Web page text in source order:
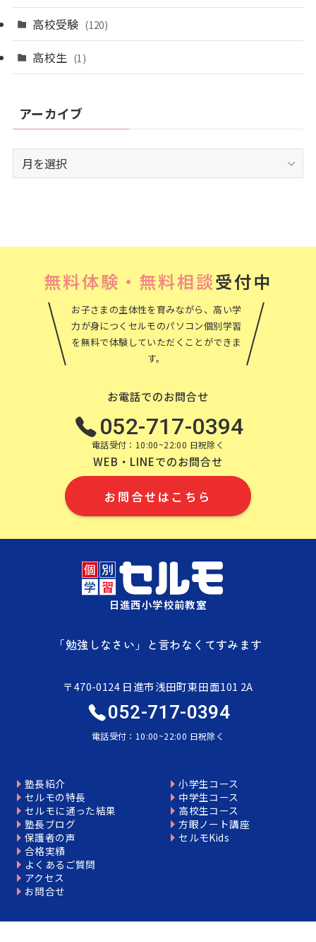
高校受験 (120)
高校生 (1)
アーカイブ
ー
無料体験・無料相談受付中
お子さまの主体性を育みながら、高い学
力が身につくセルモのパソコン個別学習
を無料で体験していただくことができま
す。
お電話でのお問合せ
052-717-0394
電話受付：10:00~22:00 日祝除く
WEB・LINEでのお問合せ
お問合せはこちら
日進西小学校前教室
「勉強しなさい」と言わなくてすみます
〒470-0124 日進市浅田町東田面101 2A
052-717-0394
電話受付：10:00~22:00 日祝除く
塾長紹介
セルモの特長
セルモに通った結果
塾長ブログ
保護者の声
合格実績
小学生コース
中学生コース
高校生コース
方眼ノート講座
セルモKids
よくあるご質問
アクセス
お問合せ